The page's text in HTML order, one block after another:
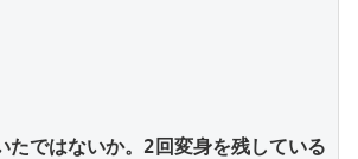
たではないか。2回変身を残している